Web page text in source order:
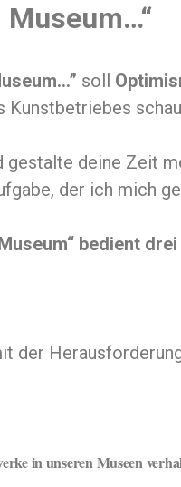
Museum…“
soll
Kunstbetriebes
gestalte deine Zeit
der ich mich
bedient
der
in unseren Museen